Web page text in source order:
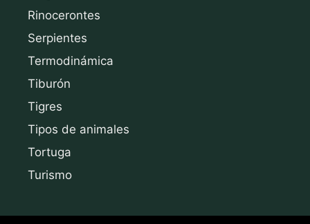
Rinocerontes
Serpientes
Termodinámica
Tiburón
Tigres
Tipos de animales
Tortuga
Turismo